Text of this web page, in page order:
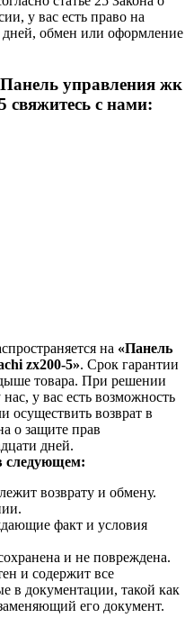
у вас есть право на
дней, обмен или оформление
управления жк
свяжитесь с нами:
на «Панель
zx200-5». Срок гарантии
товара. При решении
у вас есть возможность
осуществить возврат в
о защите прав
дней.
следующем:
возврату и обмену.
факт и условия
и не повреждена.
и содержит все
в документации, такой как
его документ.